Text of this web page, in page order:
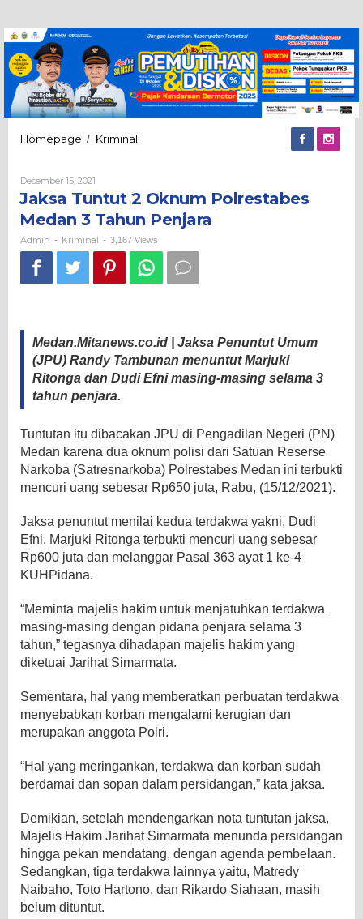
Homepage / Kriminal
Polrestabes
3
Tahun
Penjara
Desember 15, 2021
Jaksa Tuntut 2 Oknum Polrestabes
Medan 3 Tahun Penjara
Admin - Kriminal - 3,167 Views
Medan.Mitanews.co.id | Jaksa Penuntut Umum
(JPU) Randy Tambunan menuntut Marjuki
Ritonga dan Dudi Efni masing-masing selama 3
tahun penjara.
Tuntutan itu dibacakan JPU di Pengadilan Negeri (PN)
Medan karena dua oknum polisi dari Satuan Reserse
Narkoba (Satresnarkoba) Polrestabes Medan ini terbukti
mencuri uang sebesar Rp650 juta, Rabu, (15/12/2021).
Jaksa penuntut menilai kedua terdakwa yakni, Dudi
Efni, Marjuki Ritonga terbukti mencuri uang sebesar
Rp600 juta dan melanggar Pasal 363 ayat 1 ke-4
KUHPidana.
“Meminta majelis hakim untuk menjatuhkan terdakwa
masing-masing dengan pidana penjara selama 3
tahun,” tegasnya dihadapan majelis hakim yang
diketuai Jarihat Simarmata.
Sementara, hal yang memberatkan perbuatan terdakwa
menyebabkan korban mengalami kerugian dan
merupakan anggota Polri.
“Hal yang meringankan, terdakwa dan korban sudah
berdamai dan sopan dalam persidangan,” kata jaksa.
Demikian, setelah mendengarkan nota tuntutan jaksa,
Majelis Hakim Jarihat Simarmata menunda persidangan
hingga pekan mendatang, dengan agenda pembelaan.
Sedangkan, tiga terdakwa lainnya yaitu, Matredy
Naibaho, Toto Hartono, dan Rikardo Siahaan, masih
belum dituntut.